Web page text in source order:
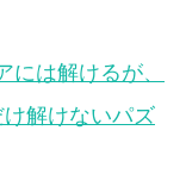
には解けるが、
解けないパズ